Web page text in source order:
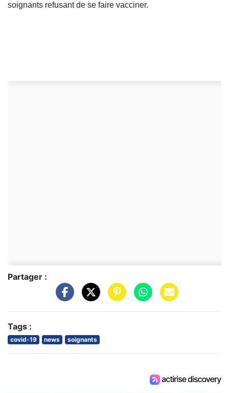
soignants refusant de se faire vacciner.
Partager :
Tags :
covid-19 news soignants